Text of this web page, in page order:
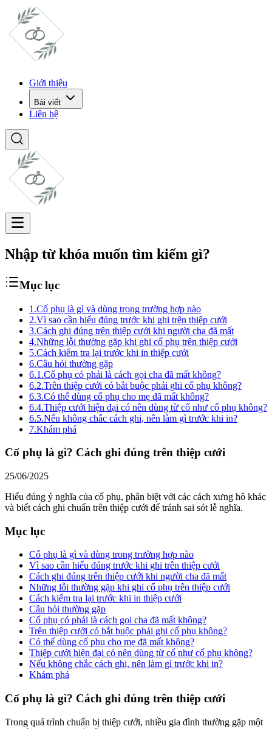
Giới thiệu
Bài viết
Liên hệ
Nhập từ khóa muốn tìm kiếm gì?
Mục lục
1.Cố phụ là gì và dùng trong trường hợp nào
2.Vì sao cần hiểu đúng trước khi ghi trên thiệp cưới
3.Cách ghi đúng trên thiệp cưới khi người cha đã mất
4.Những lỗi thường gặp khi ghi cố phụ trên thiệp cưới
5.Cách kiểm tra lại trước khi in thiệp cưới
6.Câu hỏi thường gặp
6.1.Cố phụ có phải là cách gọi cha đã mất không?
6.2.Trên thiệp cưới có bắt buộc phải ghi cố phụ không?
6.3.Có thể dùng cố phụ cho mẹ đã mất không?
6.4.Thiệp cưới hiện đại có nên dùng từ cổ như cố phụ không?
6.5.Nếu không chắc cách ghi, nên làm gì trước khi in?
7.Khám phá
Cố phụ là gì? Cách ghi đúng trên thiệp cưới
25/06/2025
Hiểu đúng ý nghĩa của cố phụ, phân biệt với các cách xưng hô khác
và biết cách ghi chuẩn trên thiệp cưới để tránh sai sót lễ nghĩa.
Mục lục
Cố phụ là gì và dùng trong trường hợp nào
Vì sao cần hiểu đúng trước khi ghi trên thiệp cưới
Cách ghi đúng trên thiệp cưới khi người cha đã mất
Những lỗi thường gặp khi ghi cố phụ trên thiệp cưới
Cách kiểm tra lại trước khi in thiệp cưới
Câu hỏi thường gặp
Cố phụ có phải là cách gọi cha đã mất không?
Trên thiệp cưới có bắt buộc phải ghi cố phụ không?
Có thể dùng cố phụ cho mẹ đã mất không?
Thiệp cưới hiện đại có nên dùng từ cổ như cố phụ không?
Nếu không chắc cách ghi, nên làm gì trước khi in?
Khám phá
Cố phụ là gì? Cách ghi đúng trên thiệp cưới
Trong quá trình chuẩn bị thiệp cưới, nhiều gia đình thường gặp một